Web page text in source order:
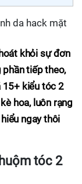
da hack mặt
khỏi sự đơn
tiếp theo,
15+ kiểu tóc 2
hoa, luôn rạng
ngay thôi
tóc 2